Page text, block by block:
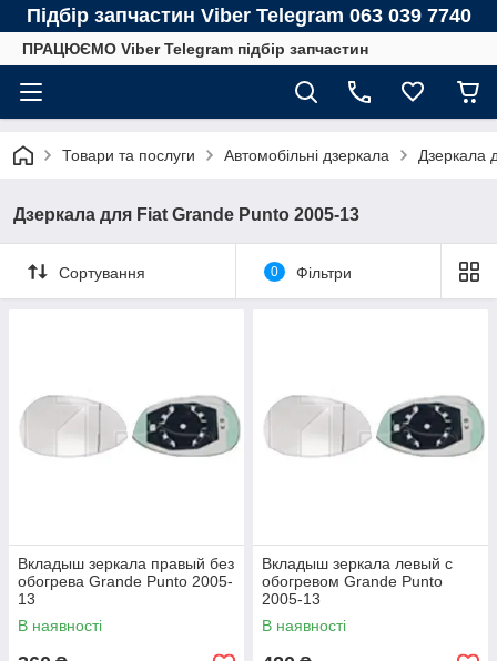
Підбір запчастин Viber Telegram 063 039 7740
ПРАЦЮЄМО Viber Telegram підбір запчастин
Товари та послуги Автомобільні дзеркала Дзеркала
Дзеркала для Fiat Grande Punto 2005-13
Сортування 0 Фільтри
Вкладыш зеркала правый без
обогрева Grande Punto 2005-
13
В наявності
Вкладыш зеркала левый с
обогревом Grande Punto
2005-13
В наявності